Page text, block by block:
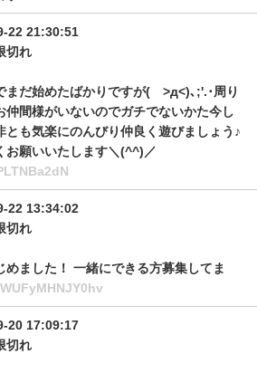
22 21:30:51
切れ
まだ始めたばかりですが( >д<)､;'.･周り
仲間様がいないのでガチでないかた今し
とも気楽にのんびり仲良く遊びましょう♪
お願いいたします＼(^^)／
22 13:34:02
切れ
めました！ 一緒にできる方募集してま
20 17:09:17
切れ